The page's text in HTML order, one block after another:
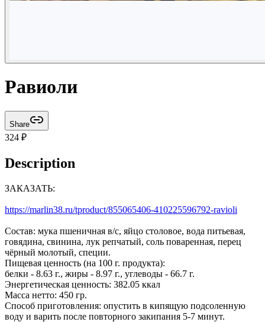
Равиоли
Share
324 ₽
Description
ЗАКАЗАТЬ:
https://marlin38.ru/tproduct/855065406-410225596792-ravioli
Состав: мука пшеничная в/с, яйцо столовое, вода питьевая,
говядина, свинина, лук репчатый, соль поваренная, перец
чёрный молотый, специи.
Пищевая ценность (на 100 г. продукта):
белки - 8.63 г., жиры - 8.97 г., углеводы - 66.7 г.
Энергетическая ценность: 382.05 ккал
Масса нетто: 450 гр.
Способ приготовления: опустить в кипящую подсоленную
воду и варить после повторного закипания 5-7 минут.